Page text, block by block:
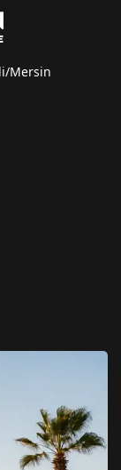
Mersin